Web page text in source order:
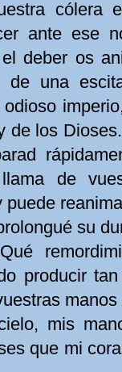
cólera
ante ese
deber os
de una
de los
de
puede
su
producir
mis
que mi